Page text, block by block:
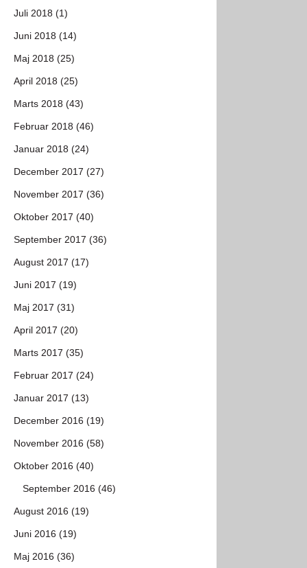
Juli 2018 (1)
Juni 2018 (14)
Maj 2018 (25)
April 2018 (25)
Marts 2018 (43)
Februar 2018 (46)
Januar 2018 (24)
December 2017 (27)
November 2017 (36)
Oktober 2017 (40)
September 2017 (36)
August 2017 (17)
Juni 2017 (19)
Maj 2017 (31)
April 2017 (20)
Marts 2017 (35)
Februar 2017 (24)
Januar 2017 (13)
December 2016 (19)
November 2016 (58)
Oktober 2016 (40)
September 2016 (46)
August 2016 (19)
Juni 2016 (19)
Maj 2016 (36)